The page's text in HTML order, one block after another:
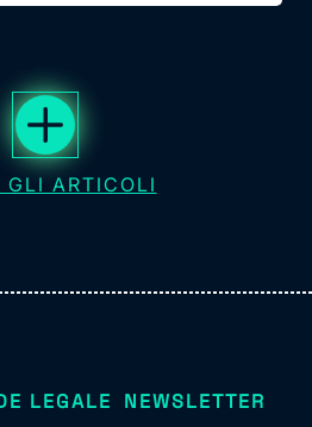
GLI ARTICOLI
LEGALE NEWSLETTER